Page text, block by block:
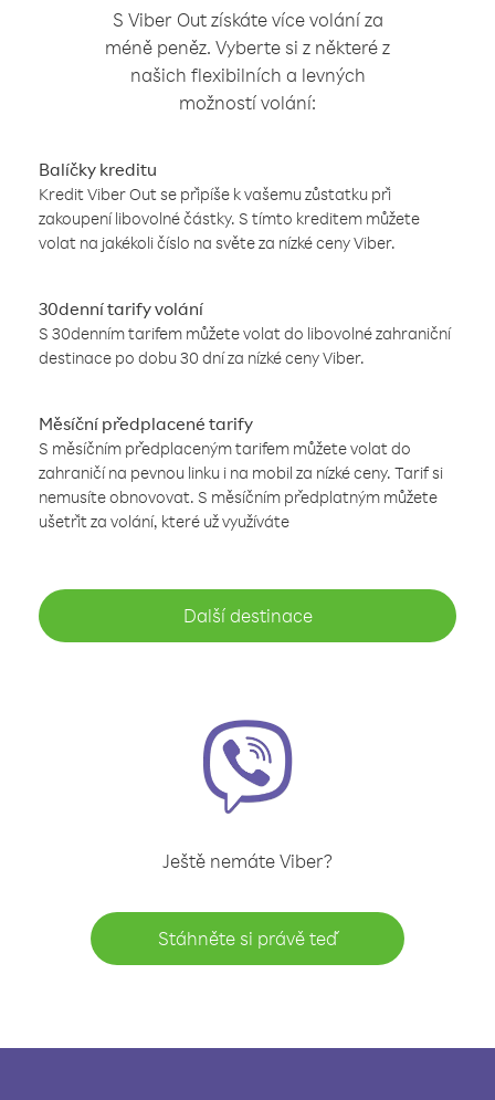
S Viber Out získáte více volání za
méně peněz. Vyberte si z některé z
našich flexibilních a levných
možností volání:
Balíčky kreditu
Kredit Viber Out se připíše k vašemu zůstatku při
zakoupení libovolné částky. S tímto kreditem můžete
volat na jakékoli číslo na světe za nízké ceny Viber.
30denní tarify volání
S 30denním tarifem můžete volat do libovolné zahraniční
destinace po dobu 30 dní za nízké ceny Viber.
Měsíční předplacené tarify
S měsíčním předplaceným tarifem můžete volat do
zahraničí na pevnou linku i na mobil za nízké ceny. Tarif si
nemusíte obnovovat. S měsíčním předplatným můžete
ušetřit za volání, které už využíváte
Další destinace
Ještě nemáte Viber?
Stáhněte si právě teď